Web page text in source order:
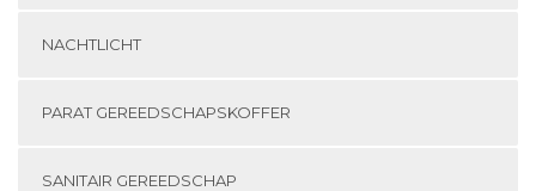
NACHTLICHT
PARAT GEREEDSCHAPSKOFFER
SANITAIR GEREEDSCHAP